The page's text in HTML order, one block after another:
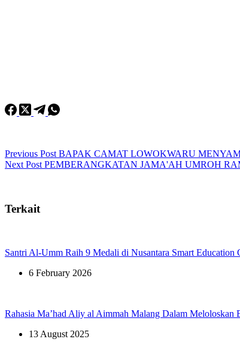
Previous Post BAPAK CAMAT LOWOKWARU
NextPost PEMBERANGKATAN JAMA'AH UMROH
Terkait
Santri Al-Umm Raih 9 Medali di Nusantara Smart Education
6 February 2026
Rahasia Ma’had Aliy al Aimmah Malang Dalam Meloloskan
13 August 2025